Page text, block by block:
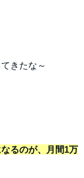
きたな～
るのが、月間1万